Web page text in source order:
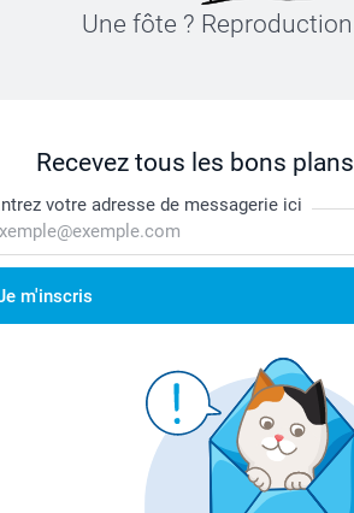
Une fôte ?
Recevez tous les bons
votre adresse de messagerie ici
m'inscris